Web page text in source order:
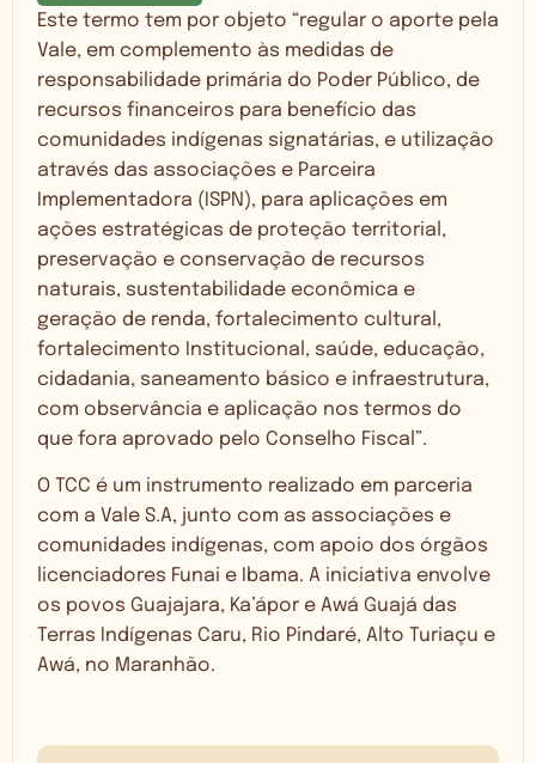
Este termo tem por objeto “regular o aporte pela
Vale, em complemento às medidas de
responsabilidade primária do Poder Público, de
recursos financeiros para benefício das
comunidades indígenas signatárias, e utilização
através das associações e Parceira
Implementadora (ISPN), para aplicações em
ações estratégicas de proteção territorial,
preservação e conservação de recursos
naturais, sustentabilidade econômica e
geração de renda, fortalecimento cultural,
fortalecimento Institucional, saúde, educação,
cidadania, saneamento básico e infraestrutura,
com observância e aplicação nos termos do
que fora aprovado pelo Conselho Fiscal”.
O TCC é um instrumento realizado em parceria
com a Vale S.A, junto com as associações e
comunidades indígenas, com apoio dos órgãos
licenciadores Funai e Ibama. A iniciativa envolve
os povos Guajajara, Ka’ápor e Awá Guajá das
Terras Indígenas Caru, Rio Pindaré, Alto Turiaçu e
Awá, no Maranhão.